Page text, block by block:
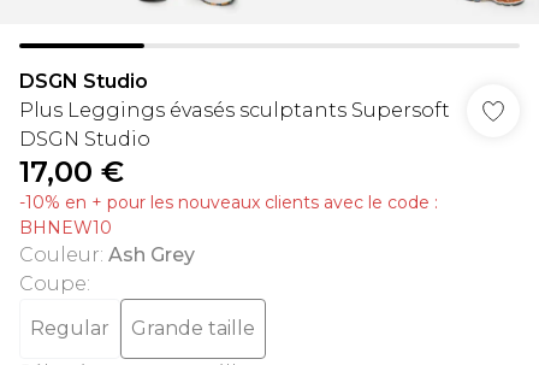
DSGN Studio
Plus Leggings évasés sculptants Supersoft
DSGN Studio
17,00 €
-10% en + pour les nouveaux clients avec le code :
BHNEW10
Couleur: Ash Grey
Coupe:
Regular
Grande taille